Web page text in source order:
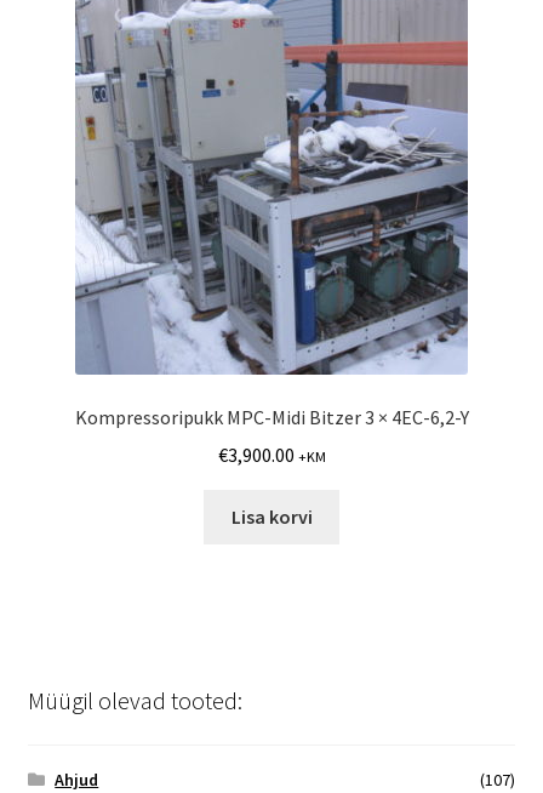
Kompressoripukk MPC-Midi Bitzer 3 × 4EC-6,2-Y
€3,900.00 +KM
Lisa korvi
Müügil olevad tooted:
Ahjud
(107)